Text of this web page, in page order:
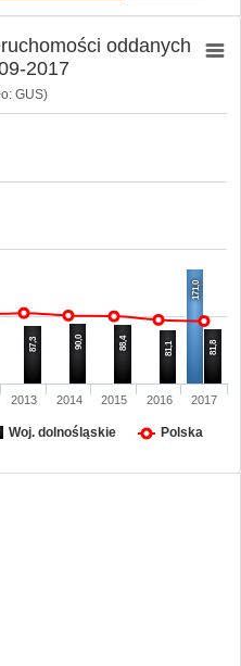
GUS)
171,0
87,3 90,0 88,4 81,1 81,8
2013 2014 2015 2016 2017
oddanych
2017
Woj. dolnośląskie Polska